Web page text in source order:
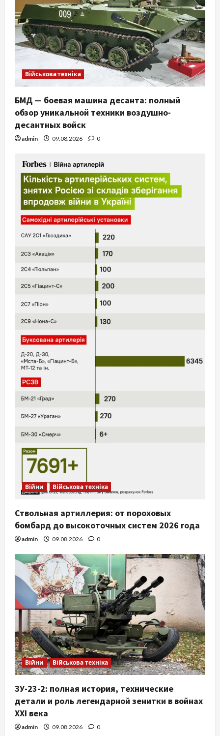
Військова техніка
БМД — боевая машина десанта: полный
обзор уникальной техники воздушно-
десантных войск
admin 09.08.2026 0
Війни Військова техніка
Ствольная артиллерия: от пороховых
бомбард до высокоточных систем 2026 года
admin 09.08.2026 0
Війни Військова техніка
ЗУ-23-2: полная история, технические
детали и роль легендарной зенитки в войнах
XXI века
admin 09.08.2026 0